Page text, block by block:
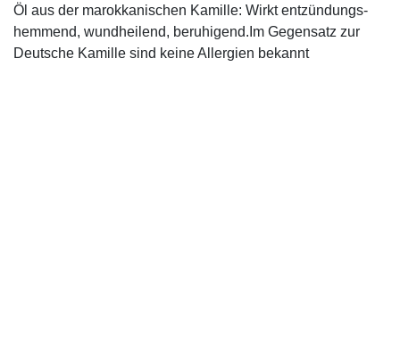
Öl aus der marokkanischen Kamille: Wirkt entzündungs-
hemmend, wundheilend, beruhigend.Im Gegensatz zur
Deutsche Kamille sind keine Allergien bekannt